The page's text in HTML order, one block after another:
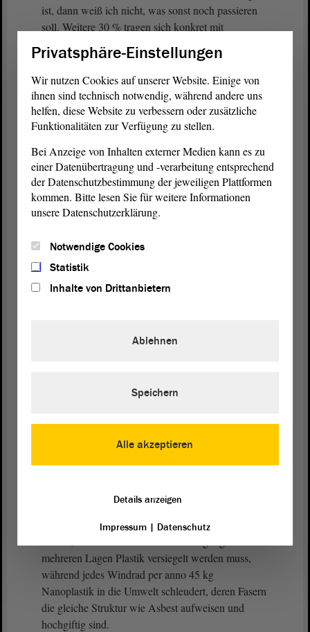
ist, dann weiß ich nicht, was sonst noch passieren
soll. Weitere 30 % tragen sich konkret mit
Fangen Sie endlich an, die Ursachen für diesen
Irrsinn zu erkennen! Ich helfe Ihnen sehr gern. Es
sind Anträge wie dieser von den GRÜNEN.
Wer Visionen durchsetzen will, ohne auf die
Machbarkeit zu achten, der zerstört - wegen der
irrwitzigen Programmatik von grün-roten Fantasten,
vom Rückenschwimmen - unser Land und nimmt
(Zuruf: Richtig!)
konsequent ablehnen. Sie sollen dazu dienen, an
zu machen. Schon jetzt erkennen die Menschen ihre
lässt von Landschaft nicht mehr viel übrig. Meine
Heimat, die Altmark, ist schon jetzt nicht
Ich frage mich, wie Sie den Menschen erklären
mehreren Lagen Plastik versiegelt werden muss,
während jedes Windrad per anno 45 kg
Nanoplastik in die Umwelt schleudert, deren Fasern
die gleiche Struktur wie Asbest aufweisen und
hochgiftig sind.
Privatsphäre-Einstellungen
Wir nutzen Cookies auf unserer Website. Einige von
ihnen sind technisch notwendig, während andere uns
helfen, diese Website zu verbessern oder zusätzliche
Funktionalitäten zur Verfügung zu stellen.
Bei Anzeige von Inhalten externer Medien kann es zu
einer Datenübertragung und -verarbeitung entsprechend
der Datenschutzbestimmung der jeweiligen Plattformen
kommen. Bitte lesen Sie für weitere Informationen
unsere Datenschutzerklärung.
Notwendige Cookies
Statistik
Inhalte von Drittanbietern
Alle akzeptieren
Ablehnen
Speichern
Details anzeigen
Impressum| Datenschutz